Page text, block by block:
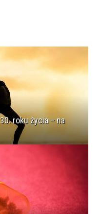
roku życia – na